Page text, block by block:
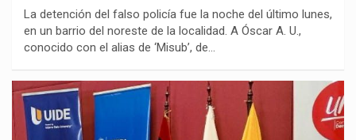
La detención del falso policía fue la noche del último lunes,
en un barrio del noreste de la localidad. A Óscar A. U.,
conocido con el alias de ‘Misub’, de…